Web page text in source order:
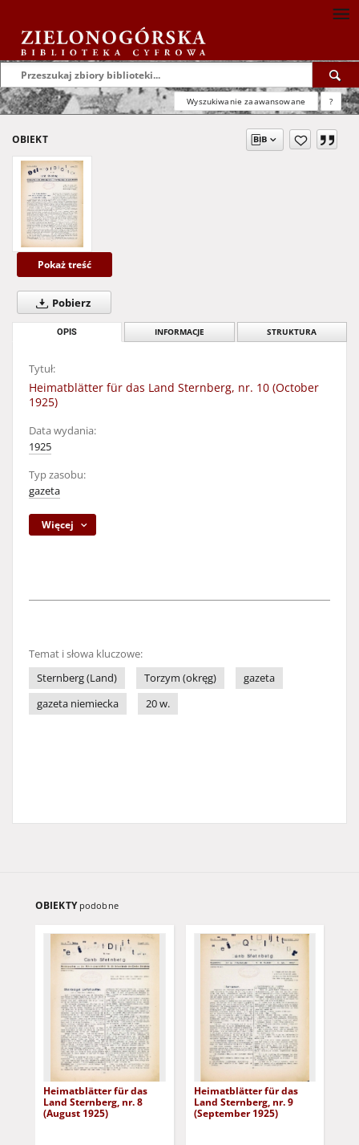
Wyszukiwanie zaawansowane ?
OBIEKT
Pokaż treść
Pobierz
OPIS INFORMACJE STRUKTURA
Tytuł:
Heimatblätter für das Land Sternberg, nr. 10 (October
1925)
Data wydania:
1925
Typ zasobu:
gazeta
Więcej
Temat i słowa kluczowe:
Sternberg (Land)
Torzym (okręg)
gazeta
gazeta niemiecka
20 w.
OBIEKTY podobne
Heimatblätter für das
Land Sternberg, nr. 8
(August 1925)
Heimatblätter für das
Land Sternberg, nr. 9
(September 1925)